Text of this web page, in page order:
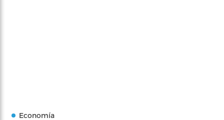
Economía